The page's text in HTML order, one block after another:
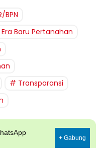
BPN
Era Baru Pertanahan
Transparansi
+ Gabung